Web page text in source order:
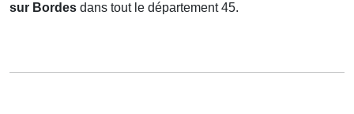
sur Bordes dans tout le département 45.